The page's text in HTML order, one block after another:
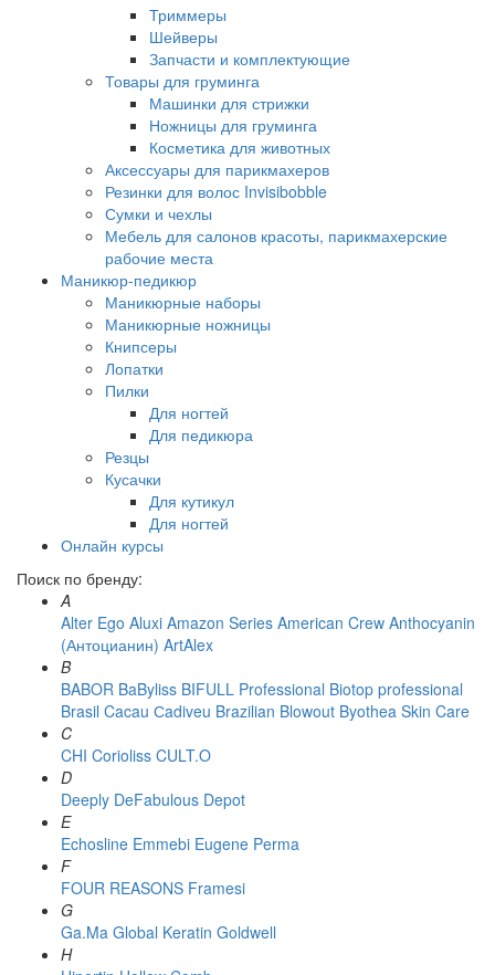
Триммеры
Шейверы
Запчасти и комплектующие
Товары для груминга
Машинки для стрижки
Ножницы для груминга
Косметика для животных
Аксессуары для парикмахеров
Резинки для волос Invisibobble
Сумки и чехлы
Мебель для салонов красоты, парикмахерские
рабочие места
Маникюр-педикюр
Маникюрные наборы
Маникюрные ножницы
Книпсеры
Лопатки
Пилки
Для ногтей
Для педикюра
Резцы
Кусачки
Для кутикул
Для ногтей
Онлайн курсы
Поиск по бренду:
A
Alter Ego Aluxi Amazon Series American Crew Anthocyanin
(Антоцианин) ArtAlex
B
BABOR BaByliss BIFULL Professional Biotop professional
Brasil Cacau Сadiveu Brazilian Blowout Byothea Skin Care
C
CHI Corioliss CULT.O
D
Deeply DeFabulous Depot
E
Echosline Emmebi Eugene Perma
F
FOUR REASONS Framesi
G
Ga.Ma Global Keratin Goldwell
H